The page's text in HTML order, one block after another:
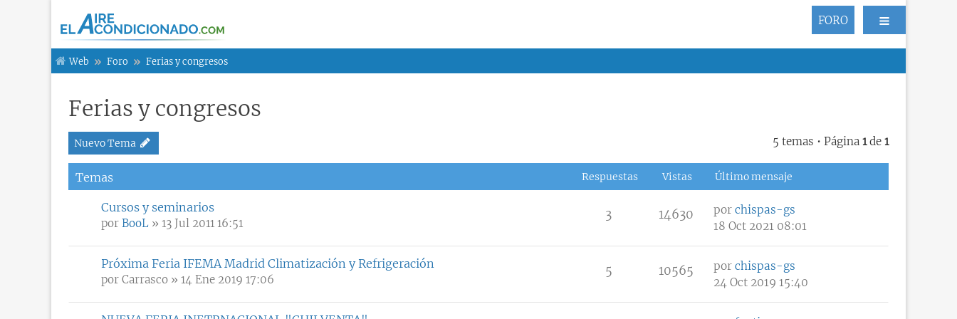
FORO
Web Foro Ferias y congresos
Ferias y congresos
Nuevo Tema 5 temas • Página 1de 1
Temas Respuestas Vistas Último mensaje
Cursos y seminarios
por BooL » 13 Jul 2011 16:51
3 14630 por chispas-gs
18 Oct 2021 08:01
Próxima Feria IFEMA Madrid Climatización y Refrigeración
por Carrasco » 14 Ene 2019 17:06
5 10565 por chispas-gs
24 Oct 2019 15:40